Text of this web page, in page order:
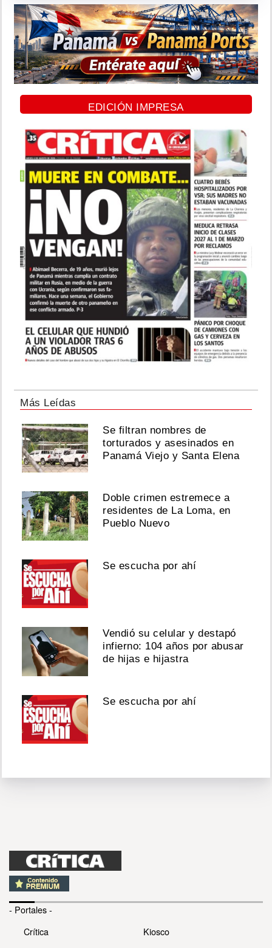
EDICIÓN IMPRESA
Más Leídas
Se filtran nombres de
torturados y asesinados en
Panamá Viejo y Santa Elena
Doble crimen estremece a
residentes de La Loma, en
Pueblo Nuevo
Se escucha por ahí
Vendió su celular y destapó
infierno: 104 años por abusar
de hijas e hijastra
Se escucha por ahí
- Portales -
Crítica
Kiosco